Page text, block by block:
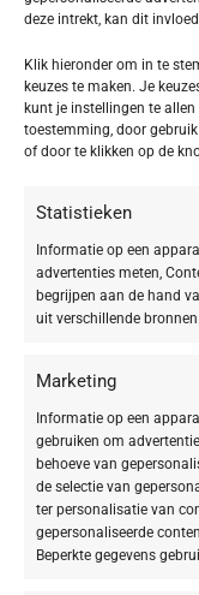
deze intrekt, kan dit
Klik hieronder om in te
keuzes te maken. Je
kunt je instellingen te
toestemming, door
of door te klikken op de
Statistieken
Informatie op een
advertenties meten,
begrijpen aan de hand
uit verschillende bronnen.
Marketing
Informatie op een
gebruiken om
behoeve van
de selectie van
ter personalisatie van
gepersonaliseerde
Beperkte gegevens
SKU:
645314
Delen:
Beschrijving
Hydra Liquid
Deze BABOR
ultralichte,
dekking. In 15
foundation met
De liquid-textuur zorgt
verzorgde, natuurlijke
Make-up met
De werkstoffen uit de